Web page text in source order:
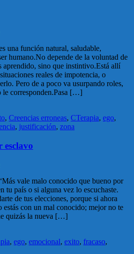
una función natural, saludable,
humano.No depende de la voluntad de
aprendido, sino que instintivo.Está allí
reales de impotencia, o
Pero de a poco va usurpando roles,
le corresponden.Pasa […]
, Creencias erroneas, CTerapia, ego,
, justificación, zona
esclavo
vale malo conocido que bueno por
tu país o si alguna vez lo escuchaste.
de tus elecciones, porque si ahora
estás con un mal conocido; mejor no te
quizás la nueva […]
, ego, emocional, exito, fracaso,